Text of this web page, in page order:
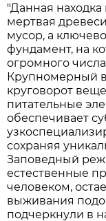
"Данная находка
мертвая
мусор, а
фундамент, на
огромного
Крупномерный
круговорот
питательные
обеспечивает
сохраняя
Заповедный
естественные
человеком,
выживания
подчеркнули в